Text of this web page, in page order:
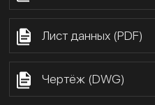
Лист данных (PDF)
Чертёж (DWG)